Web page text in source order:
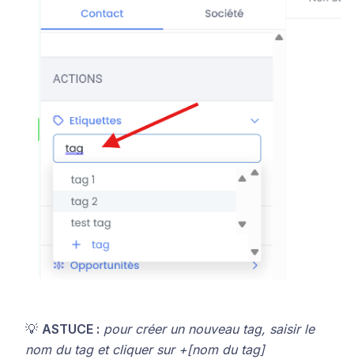
💡 ASTUCE : pour créer un nouveau tag, saisir le
nom du tag et cliquer sur +[nom du tag]